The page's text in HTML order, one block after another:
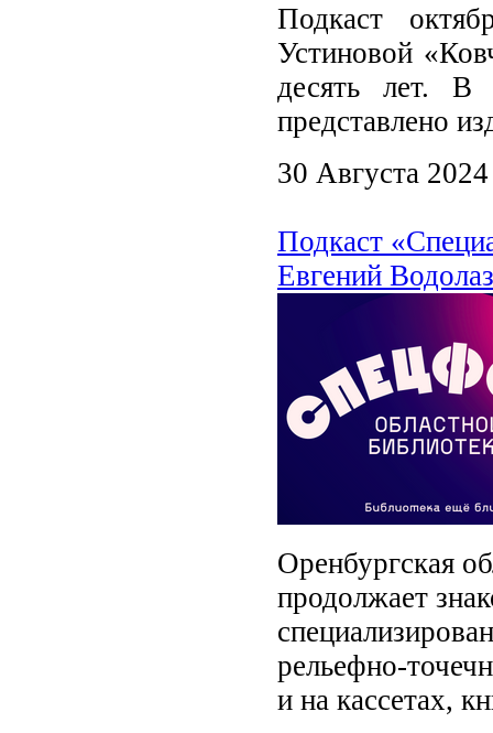
Подкаст
Устиновой
десять лет. В
представлено
30 Августа 2024
Подкаст
Евгений
Оренбургская
продолжает
рельефно-
и на кассетах,